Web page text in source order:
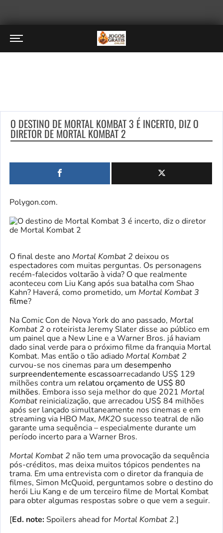
O DESTINO DE MORTAL KOMBAT 3 É INCERTO, DIZ O
DIRETOR DE MORTAL KOMBAT 2
Polygon.com.
O final deste ano Mortal Kombat 2 deixou os
espectadores com muitas perguntas. Os personagens
recém-falecidos voltarão à vida? O que realmente
aconteceu com Liu Kang após sua batalha com Shao
Kahn? Haverá, como prometido, um Mortal Kombat 3
filme?
Na Comic Con de Nova York do ano passado, Mortal
Kombat 2 o roteirista Jeremy Slater disse ao público em
um painel que a New Line e a Warner Bros. já haviam
dado sinal verde para o próximo filme da franquia Mortal
Kombat. Mas então o tão adiado Mortal Kombat 2
curvou-se nos cinemas para um desempenho
surpreendentemente escassoarrecadando US$ 129
milhões contra um relatou orçamento de US$ 80
milhões. Embora isso seja melhor do que 2021 Mortal
Kombat reinicialização, que arrecadou US$ 84 milhões
após ser lançado simultaneamente nos cinemas e em
streaming via HBO Max, MK2O sucesso teatral de não
garante uma sequência – especialmente durante um
período incerto para a Warner Bros.
Mortal Kombat 2 não tem uma provocação da sequência
pós-créditos, mas deixa muitos tópicos pendentes na
trama. Em uma entrevista com o diretor da franquia de
filmes, Simon McQuoid, perguntamos sobre o destino do
herói Liu Kang e de um terceiro filme de Mortal Kombat
para obter algumas respostas sobre o que vem a seguir.
[Ed. note:Spoilers ahead for Mortal Kombat 2.]